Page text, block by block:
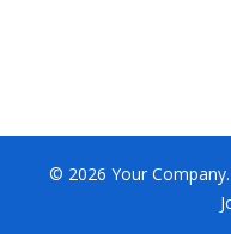
© 2026 Your